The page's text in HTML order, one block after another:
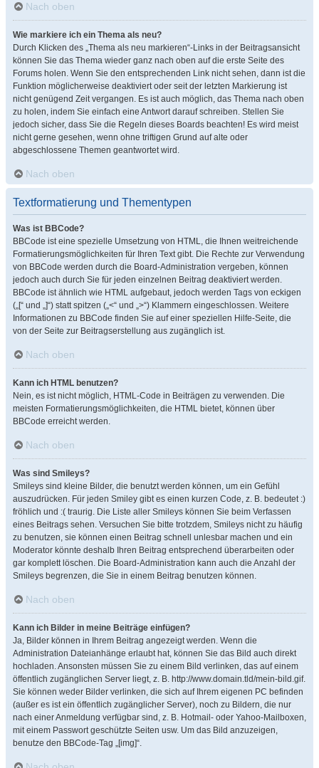
Nach oben
Wie markiere ich ein Thema als neu?
Durch Klicken des „Thema als neu markieren“-Links in der Beitragsansicht
können Sie das Thema wieder ganz nach oben auf die erste Seite des
Forums holen. Wenn Sie den entsprechenden Link nicht sehen, dann ist die
Funktion möglicherweise deaktiviert oder seit der letzten Markierung ist
nicht genügend Zeit vergangen. Es ist auch möglich, das Thema nach oben
zu holen, indem Sie einfach eine Antwort darauf schreiben. Stellen Sie
jedoch sicher, dass Sie die Regeln dieses Boards beachten! Es wird meist
nicht gerne gesehen, wenn ohne triftigen Grund auf alte oder
abgeschlossene Themen geantwortet wird.
Nach oben
Textformatierung und Thementypen
Was ist BBCode?
BBCode ist eine spezielle Umsetzung von HTML, die Ihnen weitreichende
Formatierungsmöglichkeiten für Ihren Text gibt. Die Rechte zur Verwendung
von BBCode werden durch die Board-Administration vergeben, können
jedoch auch durch Sie für jeden einzelnen Beitrag deaktiviert werden.
BBCode ist ähnlich wie HTML aufgebaut, jedoch werden Tags von eckigen
(„[“ und „]“) statt spitzen („<“ und „>“) Klammern eingeschlossen. Weitere
Informationen zu BBCode finden Sie auf einer speziellen Hilfe-Seite, die
von der Seite zur Beitragserstellung aus zugänglich ist.
Nach oben
Kann ich HTML benutzen?
Nein, es ist nicht möglich, HTML-Code in Beiträgen zu verwenden. Die
meisten Formatierungsmöglichkeiten, die HTML bietet, können über
BBCode erreicht werden.
Nach oben
Was sind Smileys?
Smileys sind kleine Bilder, die benutzt werden können, um ein Gefühl
auszudrücken. Für jeden Smiley gibt es einen kurzen Code, z. B. bedeutet :)
fröhlich und :( traurig. Die Liste aller Smileys können Sie beim Verfassen
eines Beitrags sehen. Versuchen Sie bitte trotzdem, Smileys nicht zu häufig
zu benutzen, sie können einen Beitrag schnell unlesbar machen und ein
Moderator könnte deshalb Ihren Beitrag entsprechend überarbeiten oder
gar komplett löschen. Die Board-Administration kann auch die Anzahl der
Smileys begrenzen, die Sie in einem Beitrag benutzen können.
Nach oben
Kann ich Bilder in meine Beiträge einfügen?
Ja, Bilder können in Ihrem Beitrag angezeigt werden. Wenn die
Administration Dateianhänge erlaubt hat, können Sie das Bild auch direkt
hochladen. Ansonsten müssen Sie zu einem Bild verlinken, das auf einem
öffentlich zugänglichen Server liegt, z. B. http://www.domain.tld/mein-bild.gif.
Sie können weder Bilder verlinken, die sich auf Ihrem eigenen PC befinden
(außer es ist ein öffentlich zugänglicher Server), noch zu Bildern, die nur
nach einer Anmeldung verfügbar sind, z. B. Hotmail- oder Yahoo-Mailboxen,
mit einem Passwort geschützte Seiten usw. Um das Bild anzuzeigen,
benutze den BBCode-Tag „[img]“.